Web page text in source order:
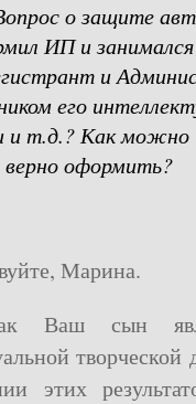
о защите
ИП и
и
его
и т.д.? Как можно
верно оформить?
, Марина.
Ваш сын
этих